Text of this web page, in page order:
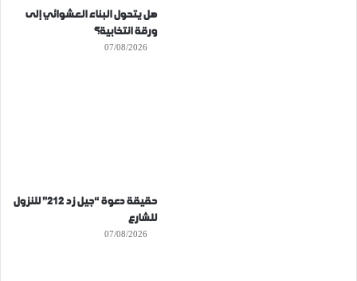
هل يتحول البناء العشوائي إلى
ورقة انتخابية؟
07/08/2026
حقيقة دعوة “جيل زد 212” للنزول
للشارع
07/08/2026